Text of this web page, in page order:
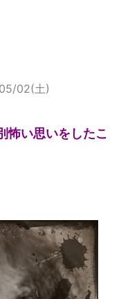
02(土)
怖い思いをしたこ